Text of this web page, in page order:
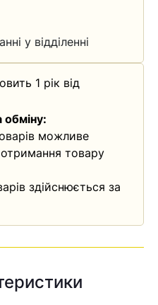
у відділенні
1 рік від
обміну:
можливе
отримання товару
здійснюється за